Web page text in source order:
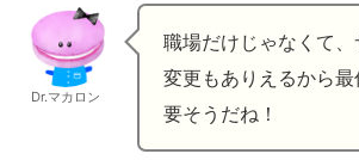
Dr.マカロン
職場だけじゃなくて
変更もありえるから
要そうだね！